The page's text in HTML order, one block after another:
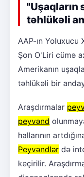
"Uşaqların
təhlükəli
AAP-ın Yoluxucu
Şon O'Liri cümə
Amerikanın
təhlükəli bir
Araşdırmalar
peyvənd
hallarının
Peyvəndlər də
keçirilir.